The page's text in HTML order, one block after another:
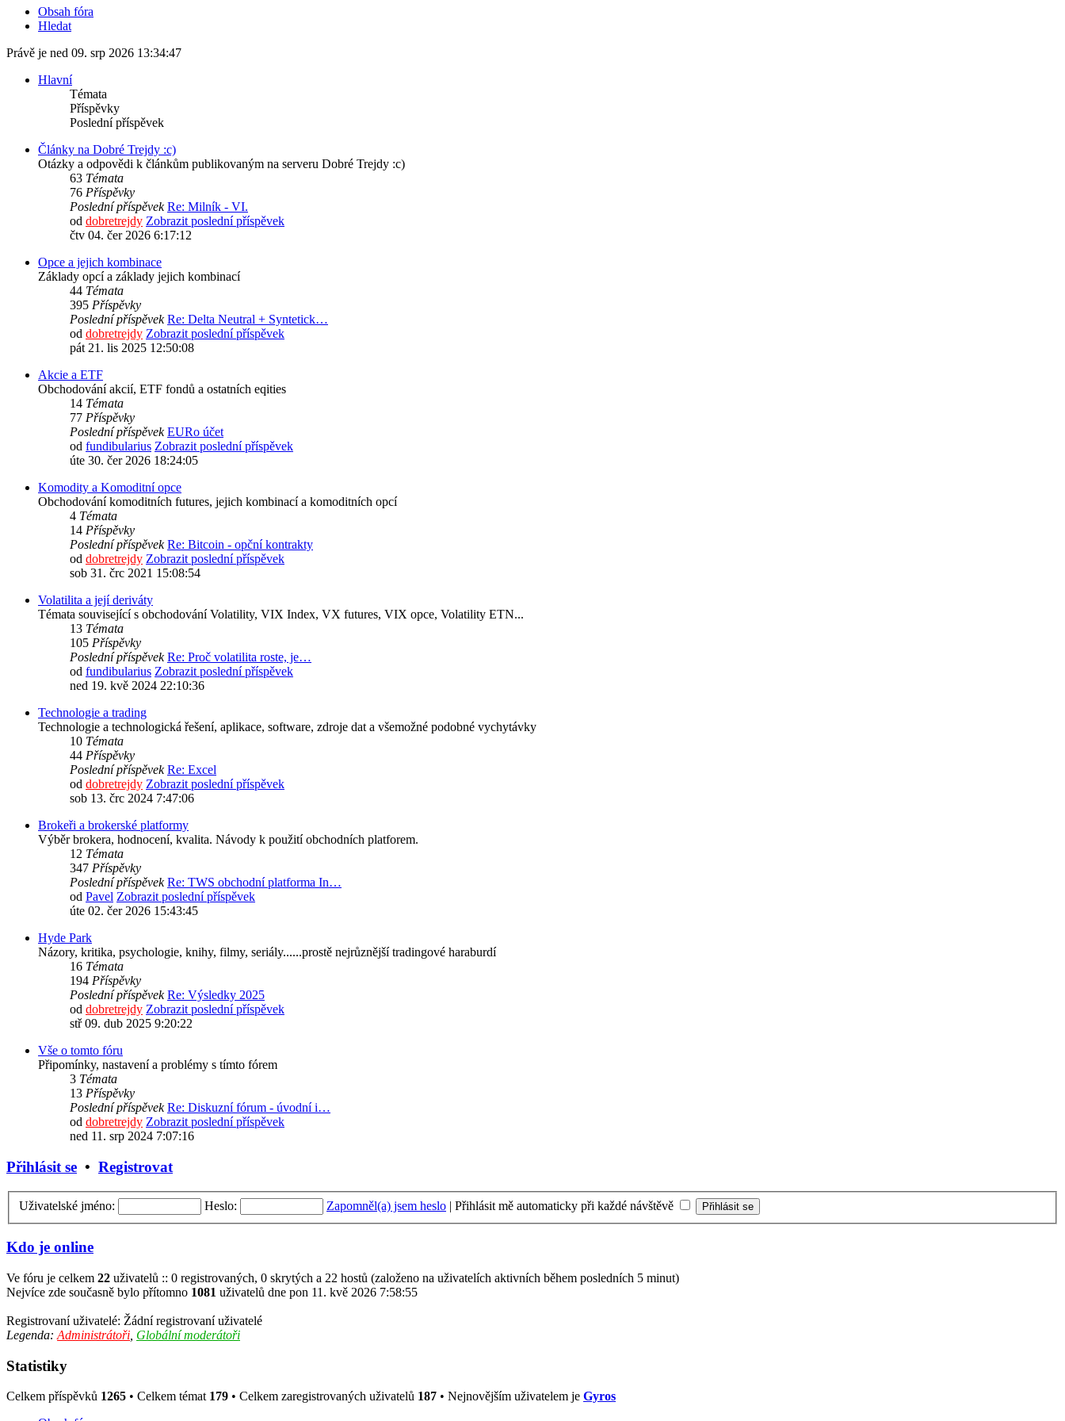
Obsah fóra
Hledat
Právě je ned 09. srp 2026 13:34:47
Hlavní
Témata
Příspěvky
Poslední příspěvek
Články na Dobré Trejdy :c)
Otázky a odpovědi k článkům publikovaným na serveru Dobré Trejdy :c)
63 Témata
76 Příspěvky
Poslední příspěvek Re: Milník - VI.
od dobretrejdy Zobrazit poslední příspěvek
čtv 04. čer 2026 6:17:12
Opce a jejich kombinace
Základy opcí a základy jejich kombinací
44 Témata
395 Příspěvky
Poslední příspěvek Re: Delta Neutral + Syntetick…
od dobretrejdy Zobrazit poslední příspěvek
pát 21. lis 2025 12:50:08
Akcie a ETF
Obchodování akcií, ETF fondů a ostatních eqities
14 Témata
77 Příspěvky
Poslední příspěvek EURo účet
od fundibularius Zobrazit poslední příspěvek
úte 30. čer 2026 18:24:05
Komodity a Komoditní opce
Obchodování komoditních futures, jejich kombinací a komoditních opcí
4 Témata
14 Příspěvky
Poslední příspěvek Re: Bitcoin - opční kontrakty
od dobretrejdy Zobrazit poslední příspěvek
sob 31. črc 2021 15:08:54
Volatilita a její deriváty
Témata související s obchodování Volatility, VIX Index, VX futures, VIX opce, Volatility ETN...
13 Témata
105 Příspěvky
Poslední příspěvek Re: Proč volatilita roste, je…
od fundibularius Zobrazit poslední příspěvek
ned 19. kvě 2024 22:10:36
Technologie a trading
Technologie a technologická řešení, aplikace, software, zdroje dat a všemožné podobné vychytávky
10 Témata
44 Příspěvky
Poslední příspěvek Re: Excel
od dobretrejdy Zobrazit poslední příspěvek
sob 13. črc 2024 7:47:06
Brokeři a brokerské platformy
Výběr brokera, hodnocení, kvalita. Návody k použití obchodních platforem.
12 Témata
347 Příspěvky
Poslední příspěvek Re: TWS obchodní platforma In…
od Pavel Zobrazit poslední příspěvek
úte 02. čer 2026 15:43:45
Hyde Park
Názory, kritika, psychologie, knihy, filmy, seriály......prostě nejrůznější tradingové haraburdí
16 Témata
194 Příspěvky
Poslední příspěvek Re: Výsledky 2025
od dobretrejdy Zobrazit poslední příspěvek
stř 09. dub 2025 9:20:22
Vše o tomto fóru
Připomínky, nastavení a problémy s tímto fórem
3 Témata
13 Příspěvky
Poslední příspěvek Re: Diskuzní fórum - úvodní i…
od dobretrejdy Zobrazit poslední příspěvek
ned 11. srp 2024 7:07:16
Přihlásit se • Registrovat
Uživatelské jméno: Heslo: Zapomněl(a) jsem heslo | Přihlásit mě automaticky při každé návštěvě
Kdo je online
Ve fóru je celkem 22 uživatelů :: 0 registrovaných, 0 skrytých a 22 hostů (založeno na uživatelích aktivních během posledních 5 minut)
Nejvíce zde současně bylo přítomno 1081 uživatelů dne pon 11. kvě 2026 7:58:55
Registrovaní uživatelé: Žádní registrovaní uživatelé
Legenda: Administrátoři Globální moderátoři
Statistiky
Celkem příspěvků 1265 • Celkem témat 179 • Celkem zaregistrovaných uživatelů 187 • Nejnovějším uživatelem je Gyros